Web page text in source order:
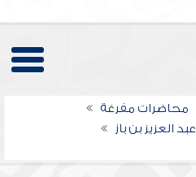
محاضرات مفرغة
عبد العزيز بن باز